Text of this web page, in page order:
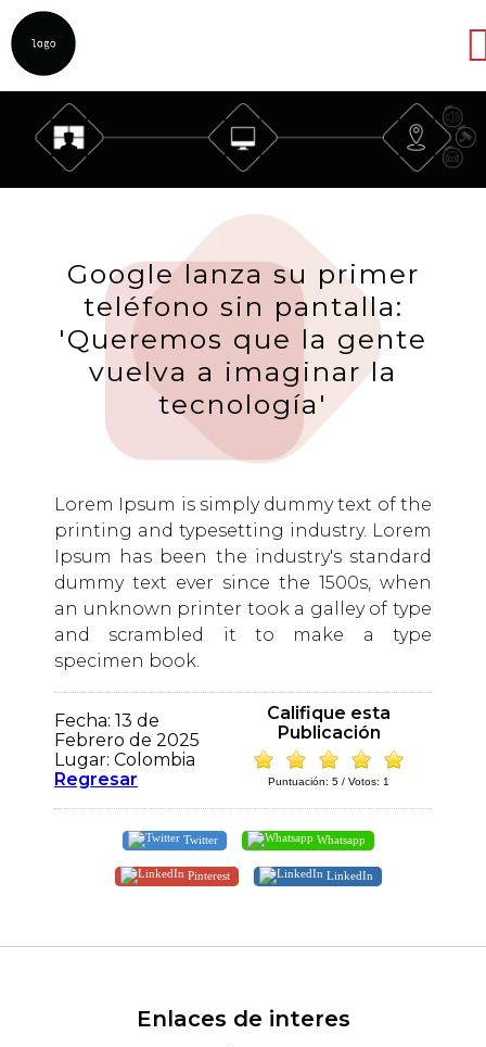
Google lanza su primer
teléfono sin pantalla:
'Queremos que la gente
vuelva a imaginar la
tecnología'
Lorem Ipsum is simply dummy text of the
printing and typesetting industry. Lorem
Ipsum has been the industry's standard
dummy text ever since the 1500s, when
an unknown printer took a galley of type
and scrambled it to make a type
specimen book.
Fecha: 13 de
Febrero de 2025
Lugar: Colombia
Regresar
Califique esta
Publicación
Puntuación: 5 / Votos: 1
Twitter Whatsapp
Pinterest LinkedIn
Enlaces de interes